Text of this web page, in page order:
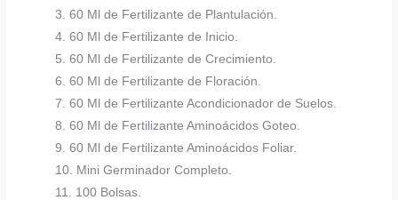
3. 60 Ml de Fertilizante de Plantulación.
4. 60 Ml de Fertilizante de Inicio.
5. 60 Ml de Fertilizante de Crecimiento.
6. 60 Ml de Fertilizante de Floración.
7. 60 Ml de Fertilizante Acondicionador de Suelos.
8. 60 Ml de Fertilizante Aminoácidos Goteo.
9. 60 Ml de Fertilizante Aminoácidos Foliar.
10. Mini Germinador Completo.
11. 100 Bolsas.